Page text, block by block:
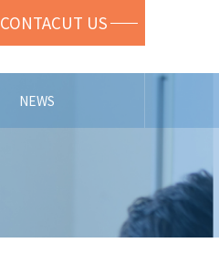
CONTACUT US
NEWS